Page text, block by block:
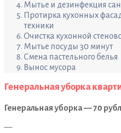
Мытье и дезинфекция
Протирка кухонных
техники
Очистка кухонной
Мытье посуды 30 минут
Смена пастельного белья
Вынос мусора
Генеральная уборка
Генеральная уборка — 70
—